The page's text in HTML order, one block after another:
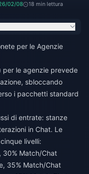
02/08 18 min lettura
per le Agenzie
per le agenzie prevede
sbloccando
i pacchetti standard
di entrate: stanze
in Chat. Le
livelli:
30% Match/Chat
35% Match/Chat